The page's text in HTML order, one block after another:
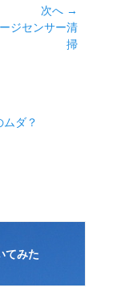
次へ →
ジセンサー清
掃
ダ？
てみた